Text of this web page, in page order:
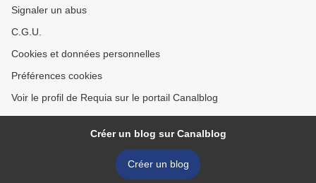
Signaler un abus
C.G.U.
Cookies et données personnelles
Préférences cookies
Voir le profil de Requia sur le portail Canalblog
Créer un blog sur Canalblog
Créer un blog